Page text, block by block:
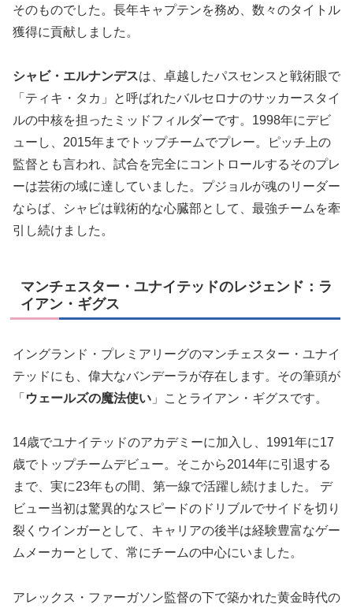
そのものでした。長年キャプテンを務め、数々のタイトル
獲得に貢献しました。
シャビ・エルナンデスは、卓越したパスセンスと戦術眼で
「ティキ・タカ」と呼ばれたバルセロナのサッカースタイ
ルの中核を担ったミッドフィルダーです。1998年にデビ
ューし、2015年までトップチームでプレー。ピッチ上の
監督とも言われ、試合を完全にコントロールするそのプレ
ーは芸術の域に達していました。プジョルが魂のリーダー
ならば、シャビは戦術的な心臓部として、最強チームを牽
引し続けました。
マンチェスター・ユナイテッドのレジェンド：ラ
イアン・ギグス
イングランド・プレミアリーグのマンチェスター・ユナイ
テッドにも、偉大なバンデーラが存在します。その筆頭が
「 ウェールズの魔法使い 」ことライアン・ギグスです。
14歳でユナイテッドのアカデミーに加入し、1991年に17
歳でトップチームデビュー。そこから2014年に引退する
まで、実に23年もの間、第一線で活躍し続けました。 デ
ビュー当初は驚異的なスピードのドリブルでサイドを切り
裂くウインガーとして、キャリアの後半は経験豊富なゲー
ムメーカーとして、常にチームの中心にいました。
アレックス・ファーガソン監督の下で築かれた黄金時代の